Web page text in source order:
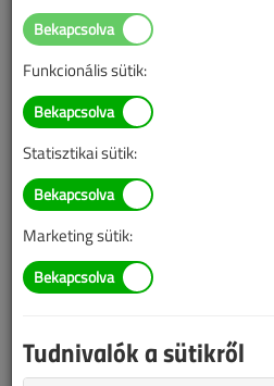
Korlátozott ideig elérhető ajánlatunk
szakkereskedések, kisvállalkozások,
Funkcionális sütik:
Statisztikai sütik:
Marketing sütik:
Tudnivalók a sütikről